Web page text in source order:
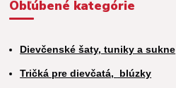
Obľúbené kategórie
Dievčenské šaty, tuniky a sukne
Tričká pre dievčatá, blúzky